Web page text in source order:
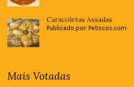
Caracoletas Assadas
Publicado por: Petiscos.com
Mais Votadas